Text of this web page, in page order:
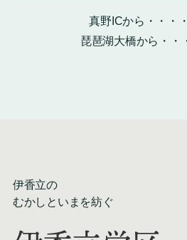
真野ICから・・・
琵琶湖大橋から・・
伊香立の
むかしといまを紡ぐ